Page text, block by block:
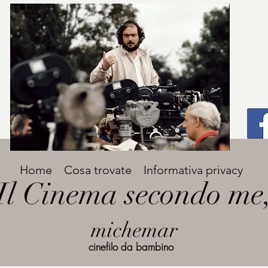
Titolo
grande
Avenir Light una delle font preferite dai
designer. Facile da leggere, viene
utilizzata per titoli e paragrafi.
Cinema secondo
michemar
Home Cosa trovate Informativa privacy
cinefilo da bambino